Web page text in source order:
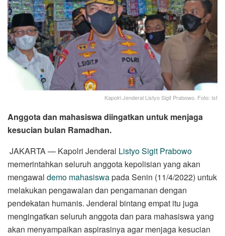
Kapolri Jenderal Listyo Sigit Prabowo. Foto: Ist
Anggota dan mahasiswa diingatkan untuk menjaga
kesucian bulan Ramadhan.
JAKARTA — Kapolri Jenderal Listyo Sigit Prabowo
memerintahkan seluruh anggota kepolisian yang akan
mengawal demo mahasiswapada Senin (11/4/2022) untuk
melakukan pengawalan dan pengamanan dengan
pendekatan humanis. Jenderal bintang empat itu juga
mengingatkan seluruh anggota dan para mahasiswa yang
akan menyampaikan aspirasinya agar menjaga kesucian